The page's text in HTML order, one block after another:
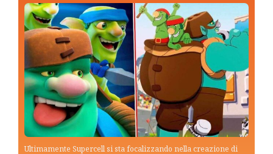
Ultimamente Supercell si sta focalizzando nella creazione di